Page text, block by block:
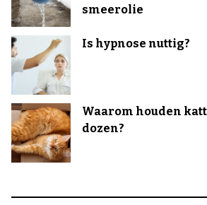
smeerolie
Is hypnose nuttig?
Waarom houden
dozen?